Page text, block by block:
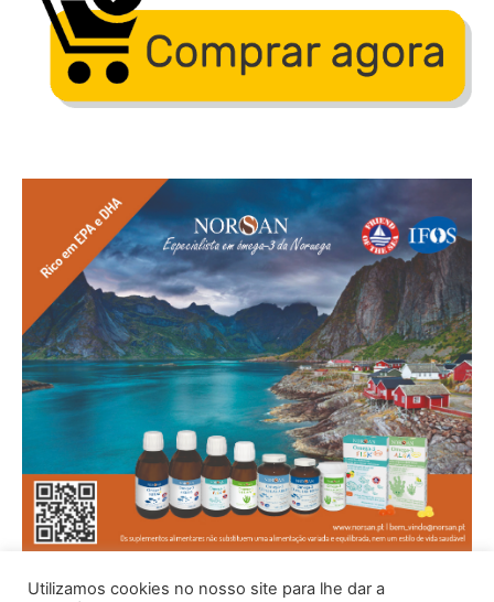
Utilizamos cookies no nosso site para lhe dar a